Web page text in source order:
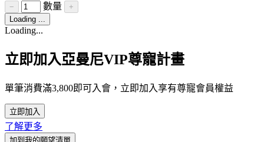
− 數量
+
Loading ...
Loading...
立即加入亞曼尼VIP尊寵計畫
單筆消費滿3,800即可入會，立即加入享有尊寵會員權益
立即加入
了解更多